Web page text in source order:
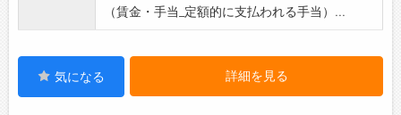
（賃金・手当_定額的に支払われる手当）...
気になる 詳細を見る